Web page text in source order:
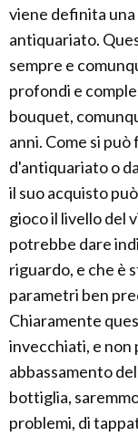
viene definita
antiquariato.
sempre e
profondi e
bouquet,
anni. Come si
d'antiquariato o
il suo acquisto
gioco il livello del
potrebbe dare
riguardo, e che è
parametri ben
Chiaramente
invecchiati, e non
abbassamento
bottiglia,
problemi, di